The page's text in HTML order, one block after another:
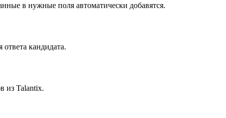
в нужные поля автоматически добавятся.
кандидата.
из Talantix.